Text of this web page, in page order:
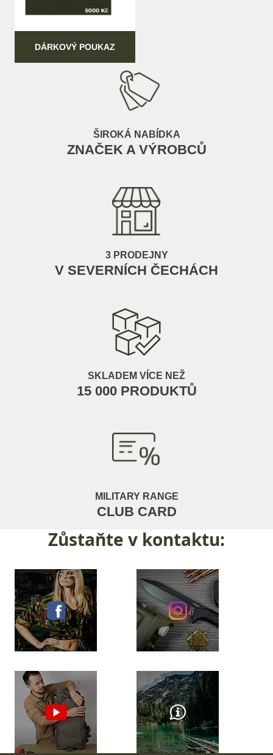
DÁRKOVÝ POUKAZ
ŠIROKÁ NABÍDKA
ZNAČEK A VÝROBCŮ
3 PRODEJNY
V SEVERNÍCH ČECHÁCH
SKLADEM VÍCE NEŽ
15 000 PRODUKTŮ
MILITARY RANGE
CLUB CARD
Zůstaňte v kontaktu: